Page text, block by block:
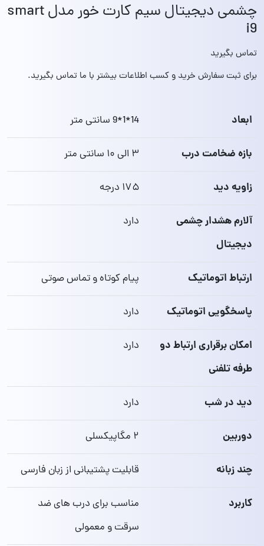
چشمی دیجیتال سیم کارت خور مدل smart
i9
تماس بگیرید
برای ثبت سفارش خرید و کسب اطلاعات بیشتر با ما تماس بگیرید.
ابعاد 14*1*9 سانتی متر
بازه ضخامت درب ۳ الی ۱۰ سانتی‌ متر
زاویه دید ۱۷۵ درجه
آلارم هشدار چشمی
دیجیتال
دارد
ارتباط اتوماتیک پیام کوتاه و تماس صوتی
پاسخگویی اتوماتیک دارد
امکان برقراری ارتباط دو
طرفه تلفنی
دارد
دید در شب دارد
دوربین ۲ مگاپیکسلی
چند زبانه قابلیت پشتیبانی از زبان فارسی
کاربرد
مناسب برای درب های ضد
سرقت و معمولی